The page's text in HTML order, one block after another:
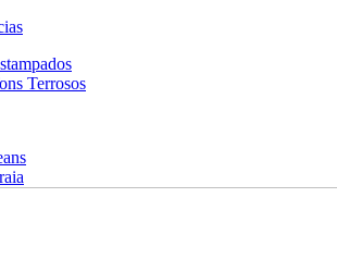
Terrosos